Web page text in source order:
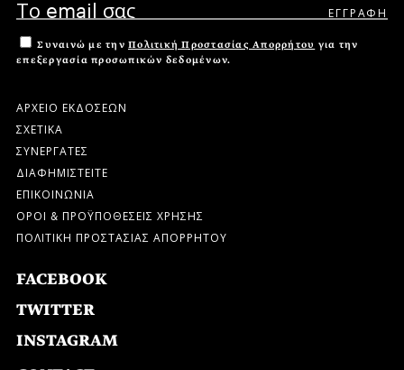
Συναινώ με την Πολιτική Προστασίας Απορρήτου για την
επεξεργασία προσωπικών δεδομένων.
ΑΡΧΕΙΟ ΕΚΔΟΣΕΩΝ
ΣΧΕΤΙΚΑ
ΣΥΝΕΡΓΑΤΕΣ
ΔΙΑΦΗΜΙΣΤΕΙΤΕ
ΕΠΙΚΟΙΝΩΝΙΑ
ΟΡΟΙ & ΠΡΟΫΠΟΘΕΣΕΙΣ ΧΡΗΣΗΣ
ΠΟΛΙΤΙΚΗ ΠΡΟΣΤΑΣΙΑΣ ΑΠΟΡΡΗΤΟΥ
FACEBOOK
TWITTER
INSTAGRAM